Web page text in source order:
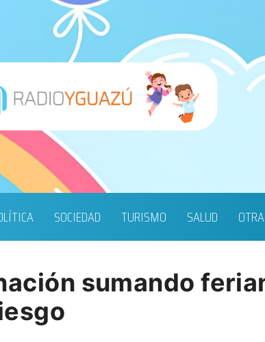
SOCIEDAD TURISMO SALUD
sumando